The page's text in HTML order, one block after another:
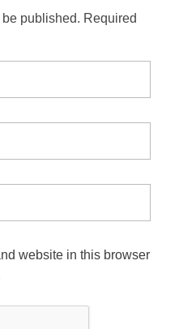
published. Required
website in this browser